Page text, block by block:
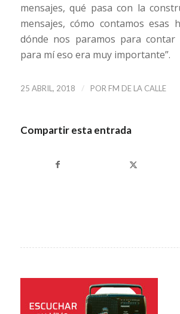
mensajes, qué pasa con la
mensajes, cómo contamos esas
dónde nos paramos para contar
para mí eso era muy importante”.
25 ABRIL, 2018 / POR FM DE LA CALLE
Compartir esta entrada